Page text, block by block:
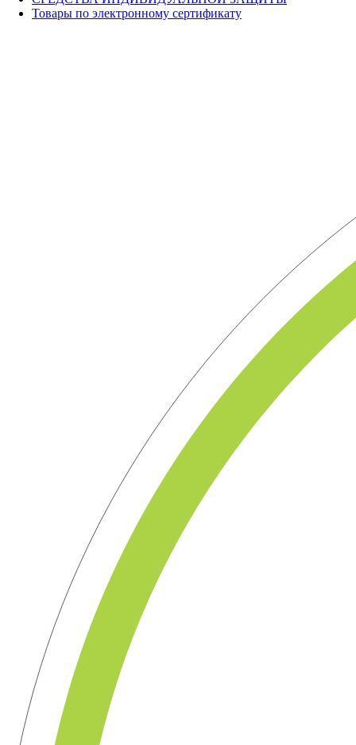
Товары по электронному сертификату